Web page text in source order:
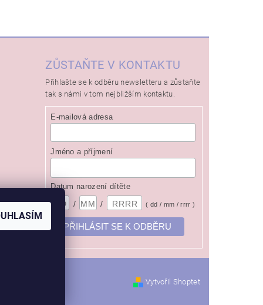
ZŮSTAŇTE V KONTAKTU
Přihlašte se k odběru newsletteru a zůstaňte
tak s námi v tom nejbližším kontaktu.
E-mailová adresa
Jméno a příjmení
Datum narození dítěte
/ / ( dd / mm / rrrr )
Vytvořil Shoptet